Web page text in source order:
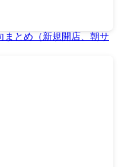
まとめ（新規開店、朝サ